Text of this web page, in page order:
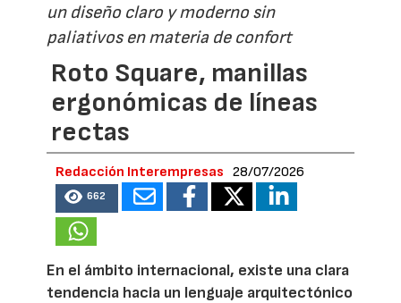
un diseño claro y moderno sin
paliativos en materia de confort
Roto Square, manillas
ergonómicas de líneas
rectas
Redacción Interempresas 28/07/2026
662
En el ámbito internacional, existe una clara
tendencia hacia un lenguaje arquitectónico